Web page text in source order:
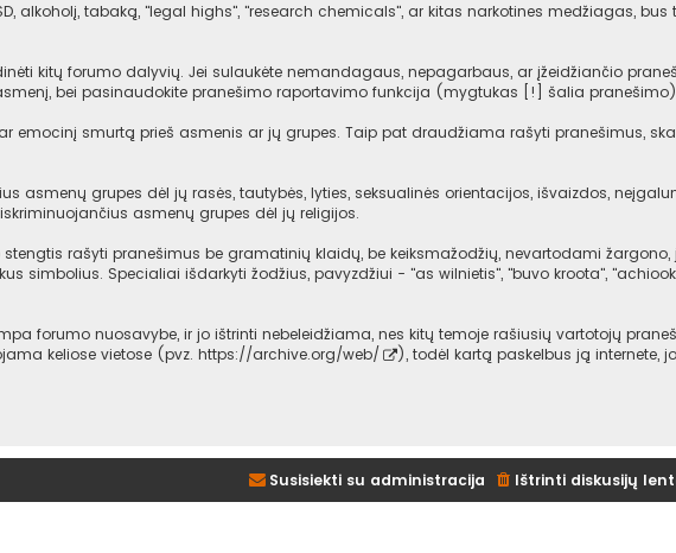
alkoholį, tabaką, "legal highs", "research chemicals", ar kitas narkotines medžiagas,
kitų forumo dalyvių. Jei sulaukėte nemandagaus, nepagarbaus, ar įžeidžiančio
bei pasinaudokite pranešimo raportavimo funkcija (mygtukas [!] šalia
emocinį smurtą prieš asmenis ar jų grupes. Taip pat draudžiama rašyti pranešimus,
asmenų grupes dėl jų rasės, tautybės, lyties, seksualinės orientacijos, išvaizdos,
asmenų grupes dėl jų religijos.
rašyti pranešimus be gramatinių klaidų, be keiksmažodžių, nevartodami žargono,
simbolius. Specialiai išdarkyti žodžius, pavyzdžiui - "as wilnietis", "buvo kroota",
forumo nuosavybe, ir jo ištrinti nebeleidžiama, nes kitų temoje rašiusių vartotojų
keliose vietose (pvz. https://archive.org/web/
), todėl kartą paskelbus ją internete,
Ištrinti diskusijų
Susisiekti su administracija